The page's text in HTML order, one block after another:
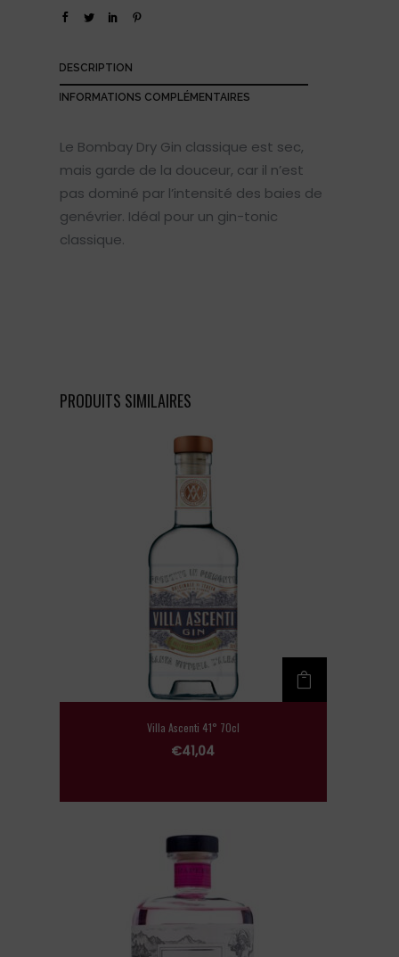
DESCRIPTION
INFORMATIONS COMPLÉMENTAIRES
Le Bombay Dry Gin classique est sec,
mais garde de la douceur, car il n’est
pas dominé par l’intensité des baies de
genévrier. Idéal pour un gin-tonic
classique.
PRODUITS SIMILAIRES
Villa Ascenti 41° 70cl
€41,04